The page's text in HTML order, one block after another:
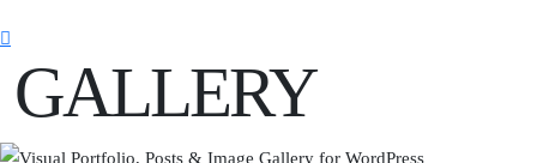
GALLERY